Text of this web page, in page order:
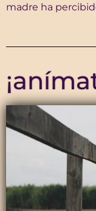
madre ha